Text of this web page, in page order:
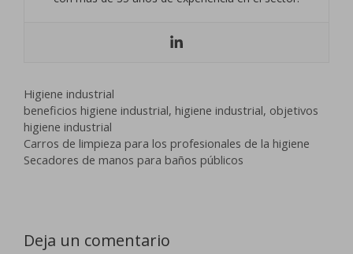
Categorías
Higiene industrial
Etiquetas
beneficios higiene industrial, higiene industrial, objetivos
higiene industrial
Carros de limpieza para los profesionales de la higiene
Secadores de manos para baños públicos
Deja un comentario